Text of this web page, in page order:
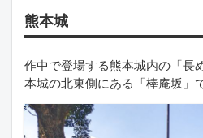
熊本城
作中で登場する熊本城内の「長
本城の北東側にある「棒庵坂」